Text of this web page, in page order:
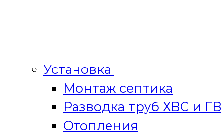
Установка
Монтаж септика
Разводка труб ХВС и
Отопления